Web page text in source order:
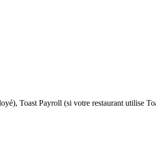
Toast Payroll (si votre restaurant utilise